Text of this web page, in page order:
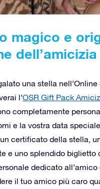
magico e
dell’amicizia
una stella nell’Online
l’OSR Gift Pack
completamente
e la vostra data
certificato della stella,
e uno splendido biglietto
dedicato all’amico
il tuo amico più caro